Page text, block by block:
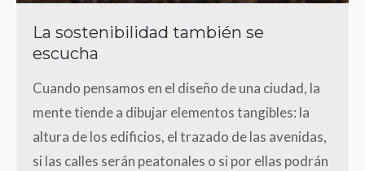
La sostenibilidad también se
escucha
Cuando pensamos en el diseño de una ciudad, la
mente tiende a dibujar elementos tangibles: la
altura de los edificios, el trazado de las avenidas,
si las calles serán peatonales o si por ellas podrán